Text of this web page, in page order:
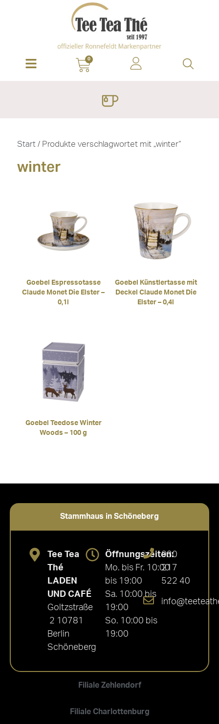
0
Start / Produkte verschlagwortet mit „winter“
winter
Goebel Espressotasse
Claude Monet Die Elster –
0,1l
Goebel Künstlertasse mit
Deckel Claude Monet Die
Elster – 0,4l
Goebel Teedose Winter
Woods – 100 g
Stammhaus in Schöneberg
Filiale Zehlendorf
Filiale Charlottenburg
Tee Tea
Thé
LADEN
UND CAFÉ
Goltzstraße
2 10781
Berlin
Schöneberg
Öffnungszeiten:
Mo. bis Fr. 10:00
bis 19:00
Sa. 10:00 bis
19:00
So. 10:00 bis
19:00
030
217
522 40